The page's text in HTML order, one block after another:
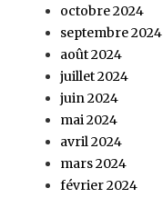
octobre 2024
septembre 2024
août 2024
juillet 2024
juin 2024
mai 2024
avril 2024
mars 2024
février 2024